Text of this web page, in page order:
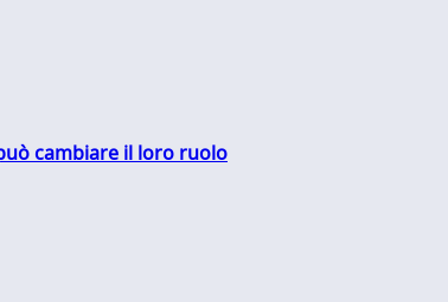
cambiare il loro ruolo